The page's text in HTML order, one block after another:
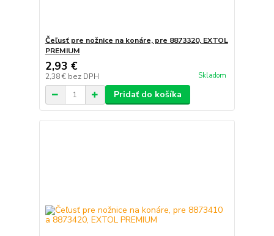
Čeľusť pre nožnice na konáre, pre 8873320, EXTOL
PREMIUM
2,93 €
2,38 € bez DPH Skladom
Pridať do košíka